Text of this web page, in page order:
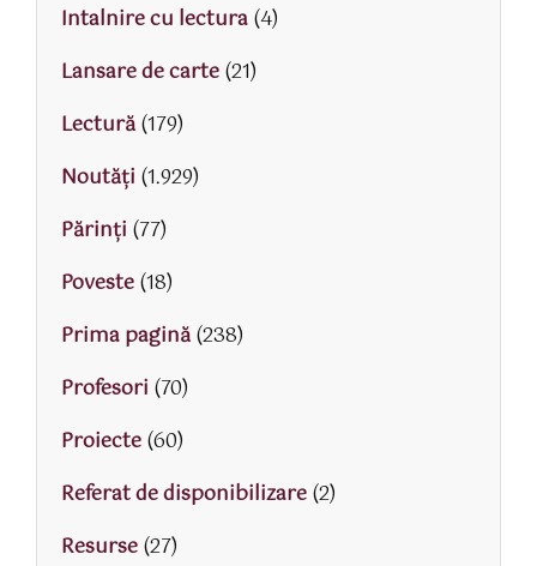
Intalnire cu lectura(4)
Lansare de carte(21)
Lectură(179)
Noutăți (1.929)
Părinţi (77)
Poveste(18)
Prima pagină(238)
Profesori (70)
Proiecte(60)
Referat de disponibilizare(2)
Resurse(27)